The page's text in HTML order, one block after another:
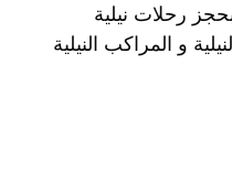
رحلات نيلية
و المراكب النيلية